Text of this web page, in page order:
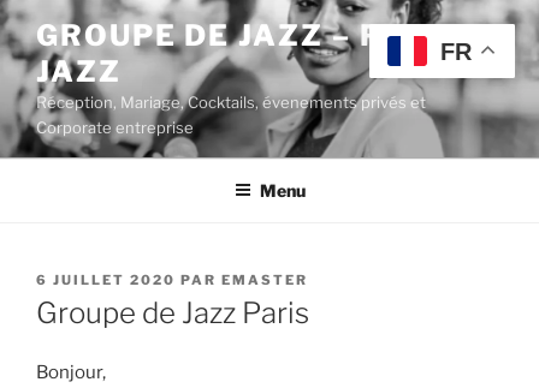
Aller
au
contenu
principal
GROUPE DE JAZZ – POP
JAZZ
Réception, Mariage, Cocktails, évenements privés et
Corporate entreprise
Menu
PUBLIÉ
LE
6 JUILLET 2020 PAR EMASTER
Groupe de Jazz Paris
Bonjour,
FR